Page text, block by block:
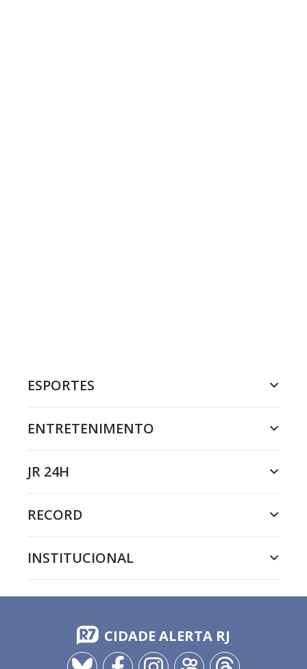
ESPORTES
ENTRETENIMENTO
JR 24H
RECORD
INSTITUCIONAL
CIDADE ALERTA RJ